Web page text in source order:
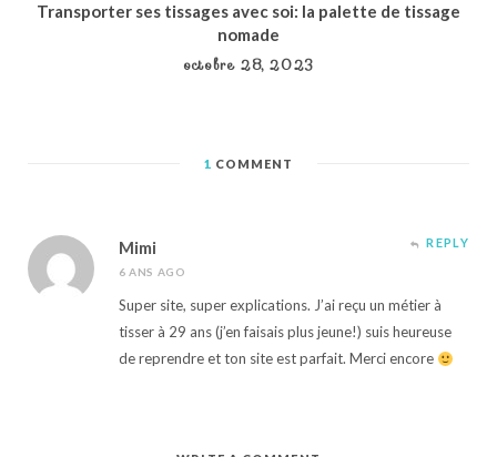
Transporter ses tissages avec soi: la palette de tissage
nomade
octobre 28, 2023
1 COMMENT
Mimi
6 ANS AGO
REPLY
Super site, super explications. J’ai reçu un métier à
tisser à 29 ans (j’en faisais plus jeune!) suis heureuse
de reprendre et ton site est parfait. Merci encore